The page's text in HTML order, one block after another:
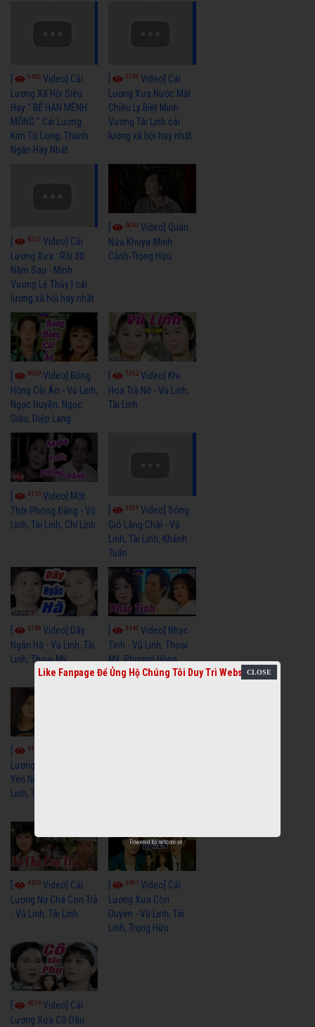
5462 Video] Cải
Lương Xã Hội Siêu
Hay " BỂ HẬN MÊNH
MÔNG " Cải Lương
Kim Tử Long, Thanh
Ngân Hay Nhất
5739Video] Cải
Lương Xưa Nước Mắt
Chiều Ly Biệt Minh
Vương Tài Linh cải
lương xã hội hay nhất
6327 Video] Cải
Lương Xưa : Rồi 30
Năm Sau - Minh
Vương Lệ Thủy | cải
lương xã hội hay nhất
6041Video] Quán
Nửa Khuya-Minh
Cảnh-Trọng Hữu
9059 Video] Bông
Hồng Cài Áo - Vũ Linh,
Ngọc Huyền, Ngọc
Giàu, Diệp Lang
7352Video] Khi
Hoa Trà Nở - Vũ Linh,
Tài Linh
4110 Video] Một
Thời Phóng Đãng - Vũ
Linh, Tài Linh, Chí Linh
3659Video] Sóng
Gió Làng Chài - Vũ
Linh, Tài Linh, Khánh
Tuấn
3768 Video] Dãy
Ngân Hà - Vũ Linh, Tài
Linh, Thoại Mỹ
3440Video] Nhạc
Tình - Vũ Linh, Thoại
Mỹ, Phương Hồng
Thủy
4114
Lương Xưa Hãy Ngủ
Yên Niềm Đau - Vũ
Linh, Tài Linh
4433 Video] Cải
Lương Nợ Cha Con Trả
- Vũ Linh, Tài Linh
3601Video] Cải
Lương Xưa Còn
Duyên - Vũ Linh, Tài
Linh, Trọng Hữu
[ 4016Video] Cải
Lương Xưa Cô Dâu
Like Fanpage Để Ủng Hộ Chúng Tôi Duy Trì Website
Powered bynetcore.vn